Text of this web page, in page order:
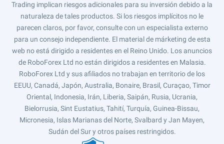
Trading implican riesgos adicionales para su inversión debido a la
naturaleza de tales productos. Si los riesgos implícitos no le
parecen claros, por favor, consulte con un especialista externo
para un consejo independiente. El material de márketing de esta
web no está dirigido a residentes en el Reino Unido. Los anuncios
de RoboForex Ltd no están dirigidos a residentes en Malasia.
RoboForex Ltd y sus afiliados no trabajan en territorio de los
EEUU, Canadá, Japón, Australia, Bonaire, Brasil, Curaçao, Timor
Oriental, Indonesia, Irán, Liberia, Saipán, Rusia, Ucrania,
Bielorrusia, Sint Eustatius, Tahití, Turquía, Guinea-Bissau,
Micronesia, Islas Marianas del Norte, Svalbard y Jan Mayen,
Sudán del Sur y otros países restringidos.